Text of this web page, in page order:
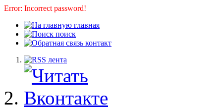
Error: Incorrect password!
главная
поиск
контакт